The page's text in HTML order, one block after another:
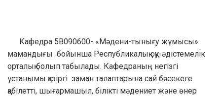
Кафедра 5В090600- «Мәдени-тынығу жұмысы»
мамандығы бойынша Республикалық оқу-әдістемелік
орталық болып табылады. Кафедраның негізгі
ұстанымы қазіргі заман талаптарына сай бәсекеге
қабілетті, шығармашыл, білікті мәдениет және өнер